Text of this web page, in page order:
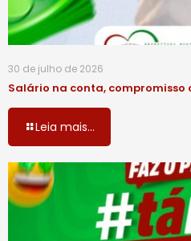
30 de julho de 2026
Salário na conta, compromisso
Leia mais...